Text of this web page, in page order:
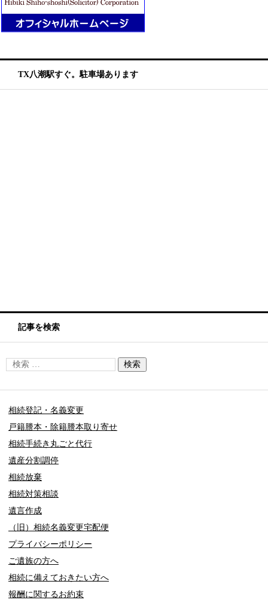
TX八潮駅すぐ。駐車場あります
記事を検索
相続登記・名義変更
戸籍謄本・除籍謄本取り寄せ
相続手続き丸ごと代行
遺産分割調停
相続放棄
相続対策相談
遺言作成
（旧）相続名義変更宅配便
プライバシーポリシー
ご遺族の方へ
相続に備えておきたい方へ
報酬に関するお約束